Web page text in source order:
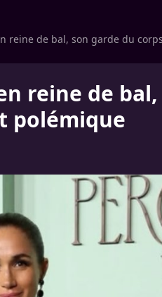
reine de bal, son garde du
reine de
polémique